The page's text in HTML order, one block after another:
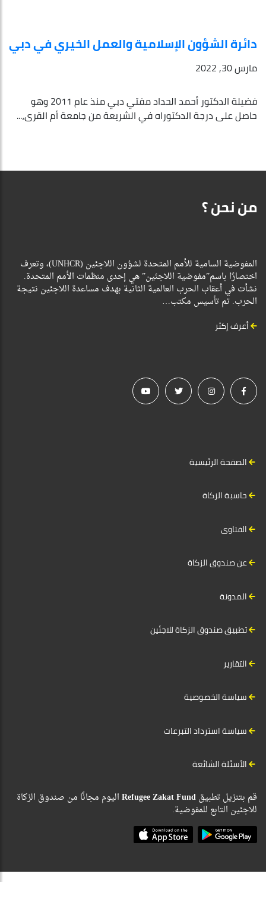
دائرة الشؤون الإسلامية والعمل الخيري في دبي
مارس 30, 2022
فضيلة الدكتور أحمد الحداد مفتي دبي منذ عام 2011 وهو
حاصل على درجة الدكتوراه في الشريعة من جامعة أم القرى،...
من نحن ؟
المفوضية السامية للأمم المتحدة لشؤون اللاجئين (UNHCR)، وتعرف
اختصارًا باسم”مفوضية اللاجئين” هي إحدى منظمات الأمم المتحدة.
نشأت في أعقاب الحرب العالمية الثانية بهدف مساعدة اللاجئين نتيجة
الحرب. تم تأسيس مكتب…
أعرف إكثر
الصفحة الرئيسية
حاسبة الزكاة
الفتاوى
عن صندوق الزكاة
المدونة
تطبيق صندوق الزكاة للاجئين
التقارير
سياسة الخصوصية
سياسة استرداد التبرعات
الأسئلة الشائعة
قم بتنزيل تطبيقRefugee Zakat Fundاليوم مجانًا من صندوق الزكاة
للاجئين التابع للمفوضية.